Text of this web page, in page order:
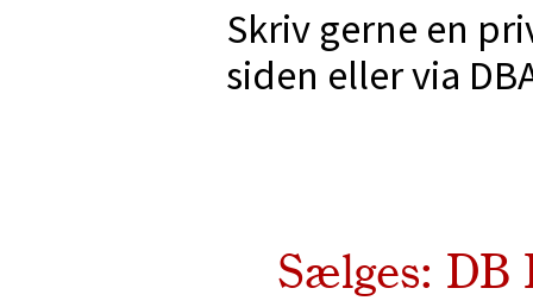
Skriv gerne en
siden eller via
Sælges: DB